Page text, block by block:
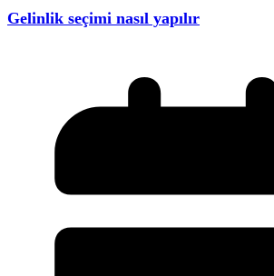
Gelinlik seçimi nasıl yapılır